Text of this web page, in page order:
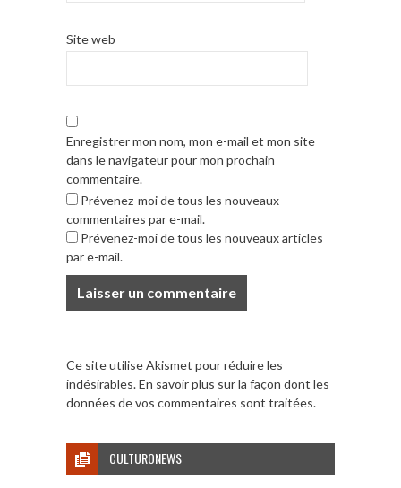
Site web
Enregistrer mon nom, mon e-mail et mon site
dans le navigateur pour mon prochain
commentaire.
Prévenez-moi de tous les nouveaux
commentaires par e-mail.
Prévenez-moi de tous les nouveaux articles
par e-mail.
Ce site utilise Akismet pour réduire les
indésirables.En savoir plus sur la façon dont les
données de vos commentaires sont traitées.
CULTURONEWS